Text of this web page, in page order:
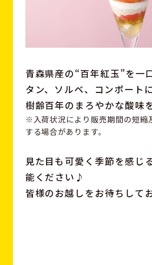
青森県産の“百年紅玉”を一
タン、ソルベ、コンポート
樹齢百年のまろやかな酸味
※入荷状況により販売期間の短縮
する場合があります。
見た目も可愛く季節を感じ
能ください♪
皆様のお越しをお待ちして